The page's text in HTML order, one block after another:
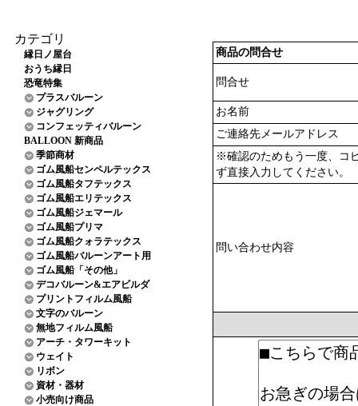
カテゴリ
縁日ノ屋台
おうち縁日
恐竜特集
プラスバルーン
ジャグリング
コンフェッティバルーン
BALLOON 新商品
季節商材
ゴム風船センペルテックス
ゴム風船タフテックス
ゴム風船エリテックス
ゴム風船ジェマール
ゴム風船プリマ
ゴム風船クォラテックス
ゴム風船バルーンアート用
ゴム風船「その他」
デコバルーン&エアビルダ
プリントフィルム風船
文字のバルーン
無地フィルム風船
アーチ・タワーキット
ウェイト
リボン
資材・器材
小売向け商品
商品の問合せ
問合せ
お名前
ご連絡先メールアドレス
※確認のためもう一度、コ
ず直接入力してください。
問い合わせ内容